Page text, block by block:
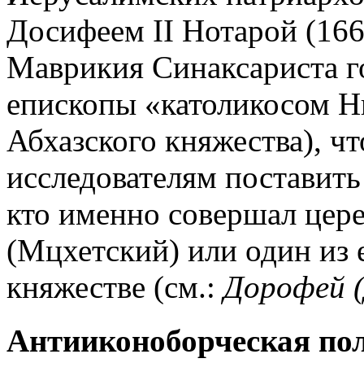
Досифеем II Нотарой
Маврикия Синаксариста
епископы «католикосом
Абхазского княжества),
исследователям
кто именно совершал
(Мцхетский) или один из
княжестве (см.:Дорофей
Антииконоборческая